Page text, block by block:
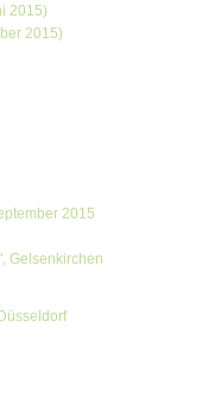
2015)
2015)
2015
Gelsenkirchen